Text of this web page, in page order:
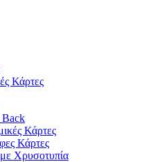
Κάρτες
Back
Κάρτες
Κάρτες
Χρυσοτυπία